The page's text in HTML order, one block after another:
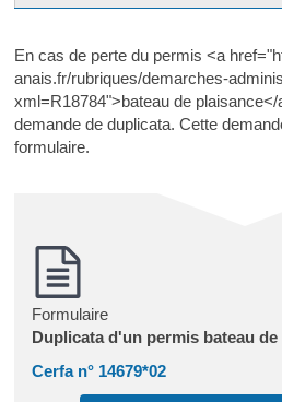
En cas de perte du permis <a
anais.fr/rubriques/demarches-
xml=R18784">bateau de
demande de duplicata. Cette
formulaire.
Formulaire
Duplicata d'un permis bateau
Cerfa n° 14679*02